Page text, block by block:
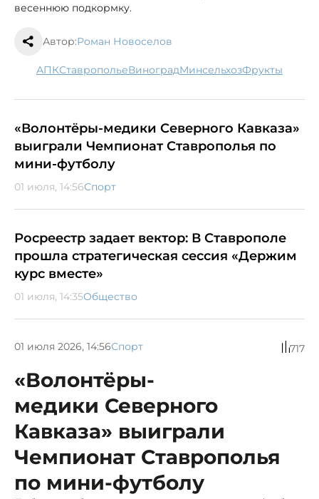
весеннюю подкормку.
Автор:Роман Новоселов
АПК Ставрополье виноград минсельхоз фрукты
«Волонтёры-медики Северного Кавказа»
выиграли Чемпионат Ставрополья по
мини-футболу
01 июля, 14:56Спорт
Росреестр задает вектор: В Ставрополе
прошла стратегическая сессия «Держим
курс вместе»
01 июля, 14:35Общество
01 июля 2026, 14:56Спорт 717
«Волонтёры-
медики Северного
Кавказа» выиграли
Чемпионат Ставрополья
по мини-футболу